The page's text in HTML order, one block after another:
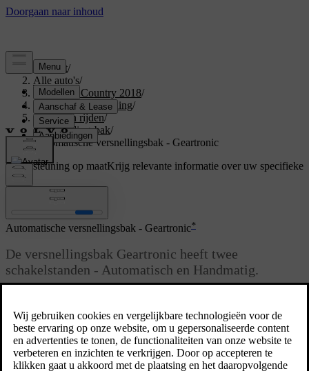
Support/
Alle auto's/
S60 Cross Country 2018/
Gebruikershandleiding/
Starten en rijden/
Versnellingsbak/
Automatische versnellingsbak - Geartronic
Ondersteuning op maatKrijg relevante informatie over uw specifieke
auto.
Automatische versnellingsbak - Geartronic*
De versnellingsbak Geartronic heeft twee
schakelstanden - Automatisch en Handmatig.